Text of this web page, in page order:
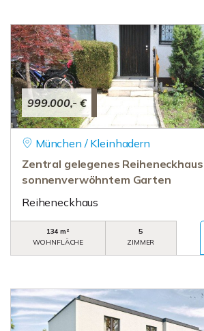
999.000,- €
München / Kleinhadern
Zentral gelegenes
sonnenverwöhntem Garten
Reiheneckhaus
134 m²
WOHNFLÄCHE
5
ZIMMER